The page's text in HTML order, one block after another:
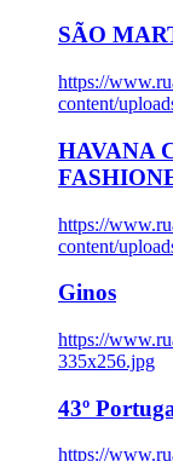
SÃO
https://
content/
HAVANA
https://
content/
Ginos
https://
335x256.jpg
43º
https://